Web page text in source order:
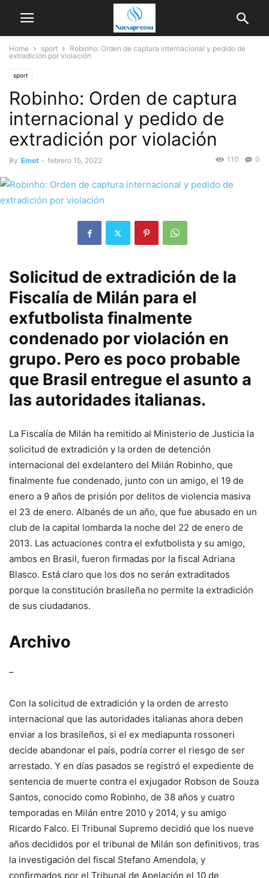
Home sport
Robinho: Orden de captura internacional y pedido de
extradición por violación
sport
Robinho: Orden de captura
internacional y pedido de
extradición por violación
By Emet - febrero 15, 2022 0
110
Solicitud de extradición de la
Fiscalía de Milán para el
exfutbolista finalmente
condenado por violación en
grupo. Pero es poco probable
que Brasil entregue el asunto a
las autoridades italianas.
La Fiscalía de Milán ha remitido al Ministerio de Justicia la
solicitud de extradición y la orden de detención
internacional del exdelantero del Milán Robinho, que
finalmente fue condenado, junto con un amigo, el 19 de
enero a 9 años de prisión por delitos de violencia masiva
el 23 de enero. Albanés de un año, que fue abusado en un
club de la capital lombarda la noche del 22 de enero de
2013. Las actuaciones contra el exfutbolista y su amigo,
ambos en Brasil, fueron firmadas por la fiscal Adriana
Blasco. Está claro que los dos no serán extraditados
porque la constitución brasileña no permite la extradición
de sus ciudadanos.
Archivo
–
Con la solicitud de extradición y la orden de arresto
internacional que las autoridades italianas ahora deben
enviar a los brasileños, si el ex mediapunta rossoneri
decide abandonar el país, podría correr el riesgo de ser
arrestado. Y en días pasados ​​se registró el expediente de
sentencia de muerte contra el exjugador Robson de Souza
Santos, conocido como Robinho, de 38 años y cuatro
temporadas en Milán entre 2010 y 2014, y su amigo
Ricardo Falco. El Tribunal Supremo decidió que los nueve
años decididos por el tribunal de Milán son definitivos, tras
la investigación del fiscal Stefano Amendola, y
confirmados por el Tribunal de Apelación el 10 de